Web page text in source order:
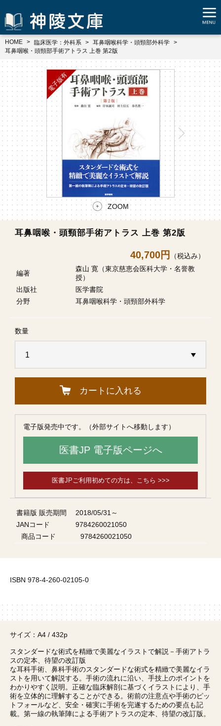
HOME 臨床医学：外科系
耳鼻咽喉科学・頭頸部外科学
耳鼻咽喉・頭頸部手術アトラス 上巻 第2版
ZOOM
耳鼻咽喉・頭頸部手術アトラス 上巻 第2版
40,700円 （税込み）
編著
森山 寛（東京慈恵会医科大学・名誉教
授）
出版社
医学書院
分野
耳鼻咽喉科学・頭頸部外科学
数量
カートに入れる
電子版発売中です。（外部サイトへ移動します）
医書JP 電子版ページへ
医書JPご利用初めての方は、こちら >>>
書籍版 販売期間
2018/05/31～
JANコード
9784260021050
商品コード
9784260021050
ISBN 978-4-260-02105-0
サイズ：A4 / 432p
スタンダードな術式を精緻で美麗なイラストで解説－手術アトラ
スの定本、待望の改訂版
な耳科手術、鼻科手術のスタンダードな術式を精緻で美麗なイラ
ストを用いて解説する。手術の流れに沿い、手技上のポイントを
わかりやすく説明。正確な臨床解剖に基づくイラストにより、手
術を立体的に理解することができる。術前の注意点や手術のピッ
トフォールなど、安全・確実に手術を完遂するための要点も記
載。第一線の執筆陣による手術アトラスの定本、待望の改訂版。